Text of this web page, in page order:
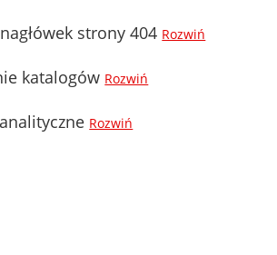
strony 404 Rozwiń
katalogów Rozwiń
Rozwiń